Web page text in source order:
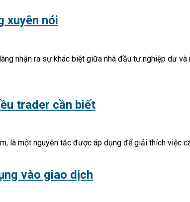
xuyên nói
nhận ra sự khác biệt giữa nhà đầu tư nghiệp dư
trader cần biết
là một nguyên tắc được áp dụng để giải thích việc
vào giao dịch